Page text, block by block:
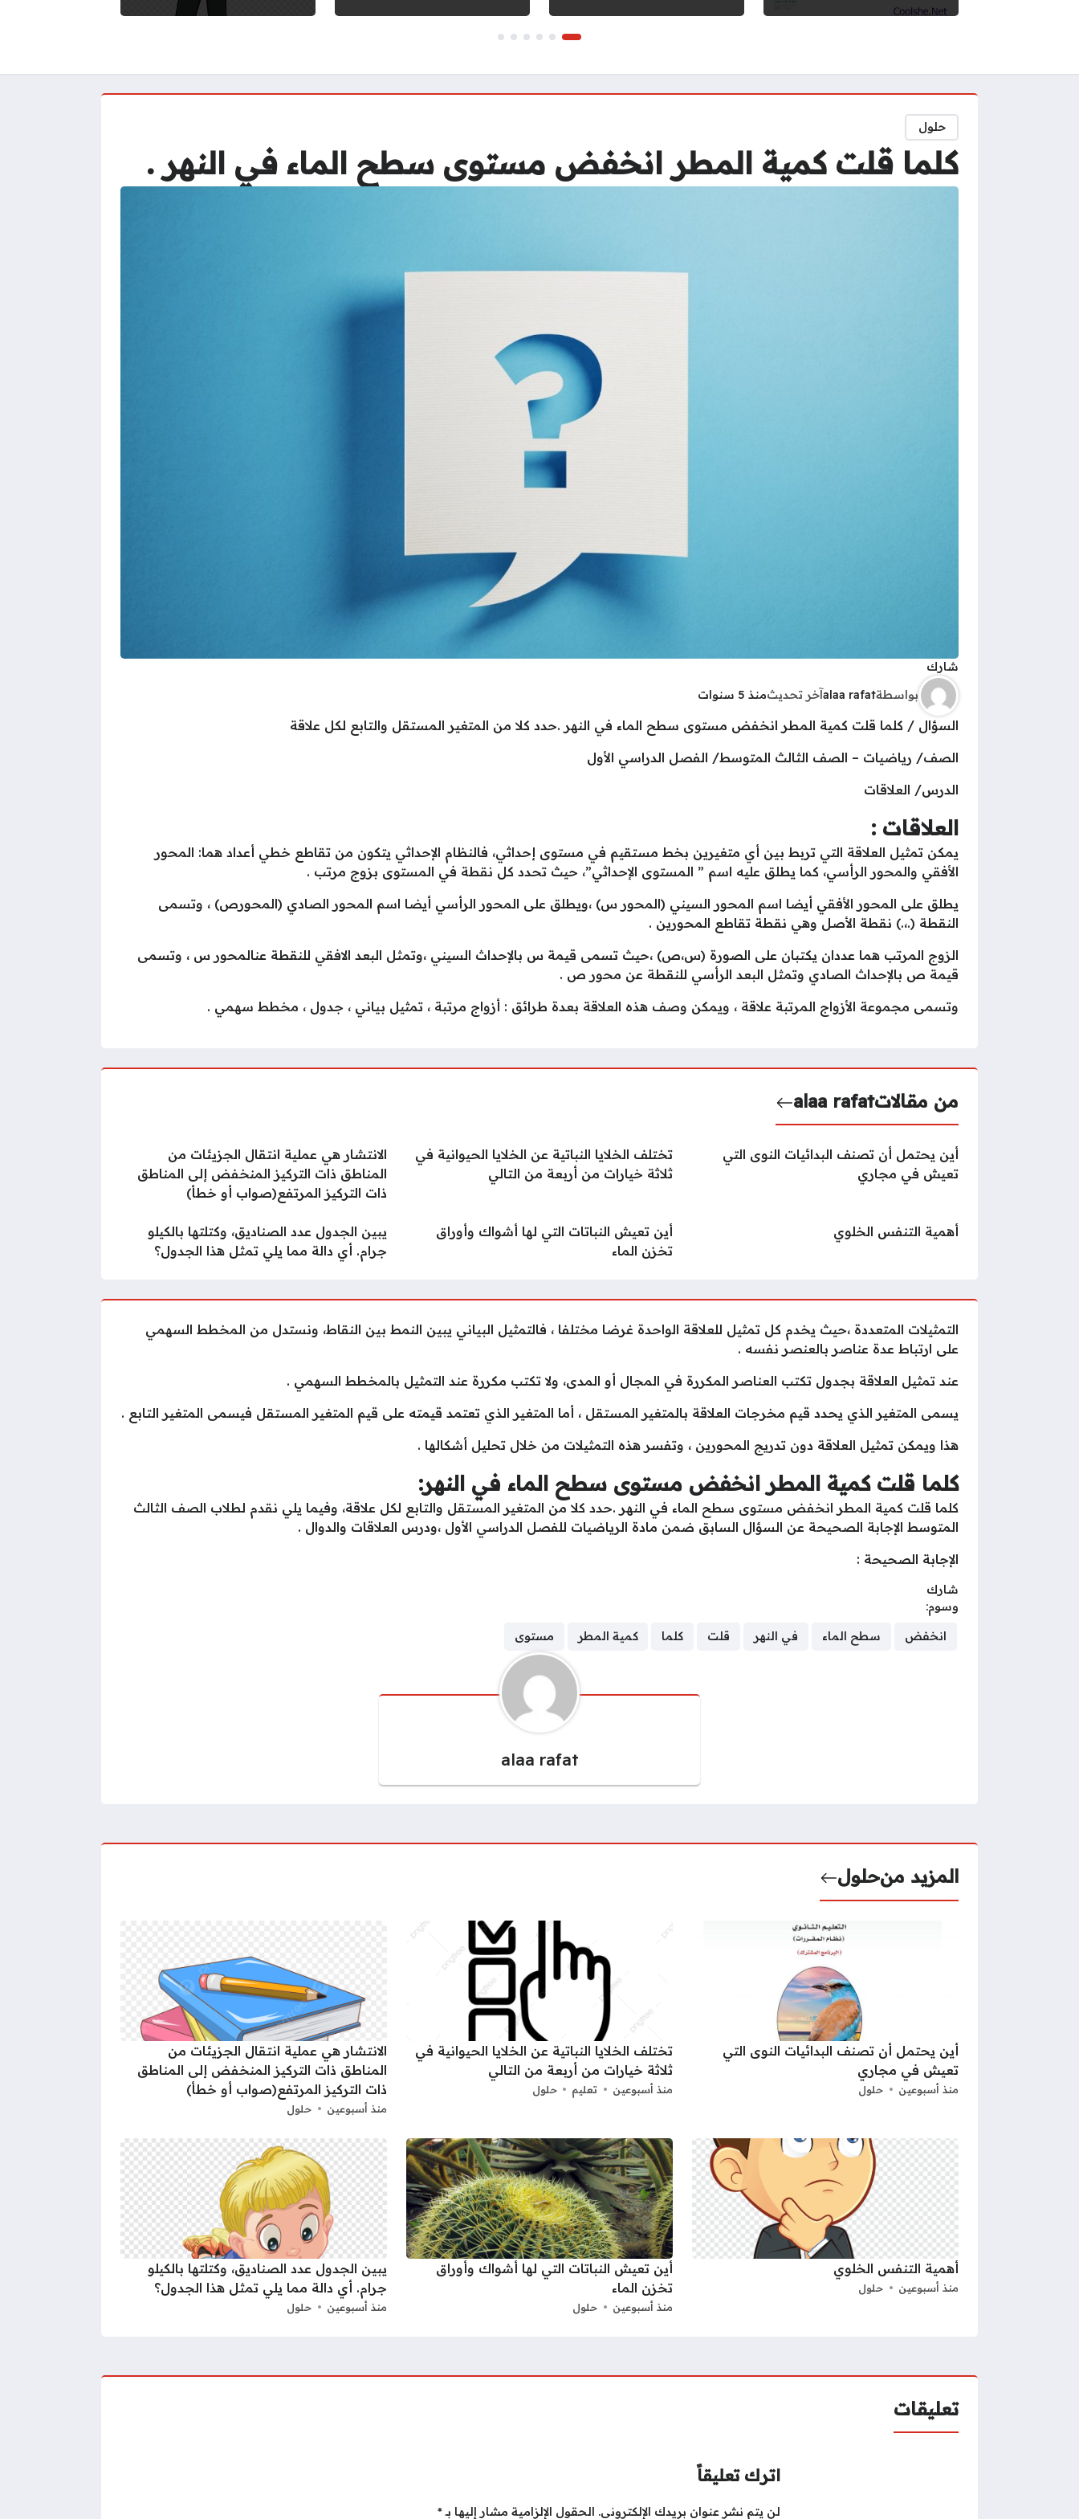
حلول
كلما قلت كمية المطر انخفض مستوى سطح الماء في النهر .
شارك
بواسطةalaa rafatآخر تحديثمنذ 5 سنوات
السؤال / كلما قلت كمية المطر انخفض مستوى سطح الماء في النهر .حدد كلا من المتغير المستقل والتابع لكل علاقة
الصف/ رياضيات – الصف الثالث المتوسط/ الفصل الدراسي الأول
الدرس/ العلاقات
العلاقات :
يمكن تمثيل العلاقة التي تربط بين أي متغيرين بخط مستقيم في مستوى إحداثي، فالنظام الإحداثي يتكون من تقاطع خطي أعداد هما: المحور
الأفقي والمحور الرأسي، كما يطلق عليه اسم ” المستوى الإحداثي”، حيث تحدد كل نقطة في المستوى بزوج مرتب .
يطلق على المحور الأفقي أيضا اسم المحور السيني (المحور س) ،ويطلق على المحور الرأسي أيضا اسم المحور الصادي (المحورص) ، وتسمى
النقطة (.،.) نقطة الأصل وهي نقطة تقاطع المحورين .
الزوج المرتب هما عددان يكتبان على الصورة (س،ص) ،حيث تسمى قيمة س بالإحداث السيني ،وتمثل البعد الافقي للنقطة عنالمحور س ، وتسمى
قيمة ص بالإحداث الصادي وتمثل البعد الرأسي للنقطة عن محور ص .
وتسمى مجموعة الأزواج المرتبة علاقة ، ويمكن وصف هذه العلاقة بعدة طرائق : أزواج مرتبة ، تمثيل بياني ، جدول ، مخطط سهمي .
من مقالاتalaa rafat
أين يحتمل أن تصنف البدائيات النوى التي
تعيش في مجاري
تختلف الخلايا النباتية عن الخلايا الحيوانية في
ثلاثة خيارات من أربعة من التالي
الانتشار هي عملية انتقال الجزيئات من
المناطق ذات التركيز المنخفض إلى المناطق
ذات التركيز المرتفع(صواب أو خطأ)
أهمية التنفس الخلوي
أين تعيش النباتات التي لها أشواك وأوراق
تخزن الماء
يبين الجدول عدد الصناديق، وكتلتها بالكيلو
جرام. أي دالة مما يلي تمثل هذا الجدول؟
التمثيلات المتعددة ،حيث يخدم كل تمثيل للعلاقة الواحدة غرضا مختلفا ، فالتمثيل البياني يبين النمط بين النقاط، ونستدل من المخطط السهمي
على ارتباط عدة عناصر بالعنصر نفسه .
عند تمثيل العلاقة بجدول تكتب العناصر المكررة في المجال أو المدى، ولا تكتب مكررة عند التمثيل بالمخطط السهمي .
يسمى المتغير الذي يحدد قيم مخرجات العلاقة بالمتغير المستقل ، أما المتغير الذي تعتمد قيمته على قيم المتغير المستقل فيسمى المتغير التابع .
هذا ويمكن تمثيل العلاقة دون تدريج المحورين ، وتفسر هذه التمثيلات من خلال تحليل أشكالها .
كلما قلت كمية المطر انخفض مستوى سطح الماء في النهر:
كلما قلت كمية المطر انخفض مستوى سطح الماء في النهر .حدد كلا من المتغير المستقل والتابع لكل علاقة، وفيما يلي نقدم لطلاب الصف الثالث
المتوسط الإجابة الصحيحة عن السؤال السابق ضمن مادة الرياضيات للفصل الدراسي الأول ،ودرس العلاقات والدوال .
الإجابة الصحيحة :
شارك
وسوم:
انخفض سطح الماء في النهر قلت كلما كمية المطر مستوى
alaa rafat
المزيد منحلول
أين يحتمل أن تصنف البدائيات النوى التي
تعيش في مجاري
منذ أسبوعين حلول
تختلف الخلايا النباتية عن الخلايا الحيوانية في
ثلاثة خيارات من أربعة من التالي
منذ أسبوعين تعليم حلول
الانتشار هي عملية انتقال الجزيئات من
المناطق ذات التركيز المنخفض إلى المناطق
ذات التركيز المرتفع(صواب أو خطأ)
منذ أسبوعين حلول
أهمية التنفس الخلوي
منذ أسبوعين حلول
أين تعيش النباتات التي لها أشواك وأوراق
تخزن الماء
منذ أسبوعين حلول
يبين الجدول عدد الصناديق، وكتلتها بالكيلو
جرام. أي دالة مما يلي تمثل هذا الجدول؟
منذ أسبوعين حلول
تعليقات
اترك تعليقاً
لن يتم نشر عنوان بريدك الإلكتروني. الحقول الإلزامية مشار إليها بـ*